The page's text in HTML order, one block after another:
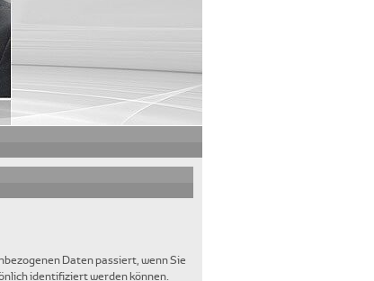
Daten passiert, wenn Sie
identifiziert werden können.